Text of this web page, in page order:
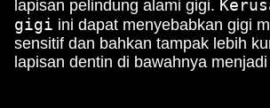
lapisan pelindung alami gigi.
gigi ini dapat menyebabkan gigi
sensitif dan bahkan tampak lebih
lapisan dentin di bawahnya